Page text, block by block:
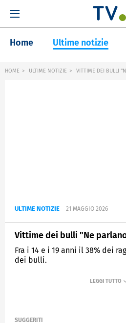
Home Ultime notizie
HOME ULTIME NOTIZIE VITTIME DEI BULLI
ULTIME NOTIZIE 21 MAGGIO 2026
Vittime dei bulli "Ne
Fra i 14 e i 19 anni il 38% dei
dei bulli.
SUGGERITI